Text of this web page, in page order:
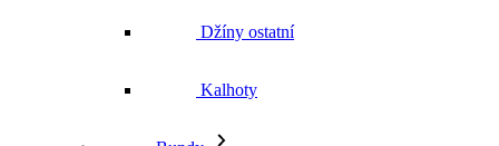
Džíny ostatní
Kalhoty